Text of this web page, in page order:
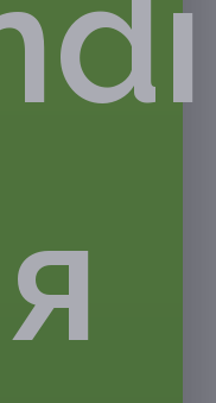
следующие
передачей
в ней
пузыря;
рекомендаций
тактике